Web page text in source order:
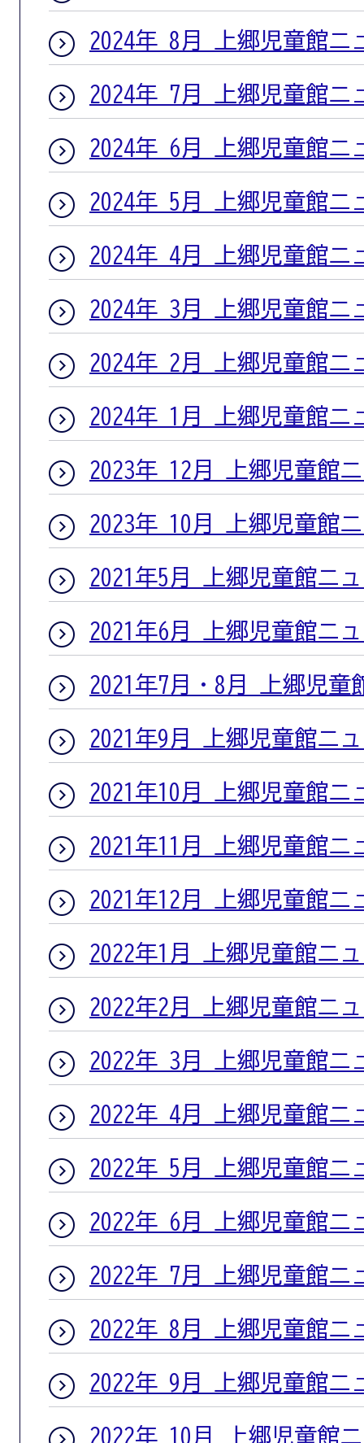
2024年 8月 上郷児童館ニ
2024年 7月 上郷児童館ニ
2024年 6月 上郷児童館ニ
2024年 5月 上郷児童館ニ
2024年 4月 上郷児童館ニ
2024年 3月 上郷児童館ニ
2024年 2月 上郷児童館ニ
2024年 1月 上郷児童館ニ
2023年 12月 上郷児童館
2023年 10月 上郷児童館
2021年5月 上郷児童館ニ
2021年6月 上郷児童館ニ
2021年7月・8月 上郷児童
2021年9月 上郷児童館ニ
2021年10月 上郷児童館ニ
2021年11月 上郷児童館ニ
2021年12月 上郷児童館ニ
2022年1月 上郷児童館ニ
2022年2月 上郷児童館ニ
2022年 3月 上郷児童館ニ
2022年 4月 上郷児童館ニ
2022年 5月 上郷児童館ニ
2022年 6月 上郷児童館ニ
2022年 7月 上郷児童館ニ
2022年 8月 上郷児童館ニ
2022年 9月 上郷児童館ニ
2022年 10月 上郷児童館